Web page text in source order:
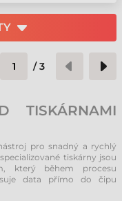
/3
TISKÁRNAMI
pro snadný a rychlý
tiskárny jsou
který během procesu
data přímo do čipu